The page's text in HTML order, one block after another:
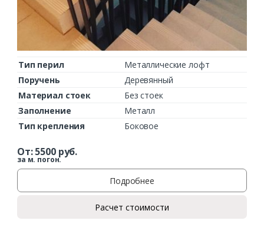
Тип перил
Металлические лофт
Поручень
Деревянный
Материал стоек
Без стоек
Заполнение
Металл
Тип крепления
Боковое
От:5500руб.
за м. погон.
Подробнее
Расчет стоимости